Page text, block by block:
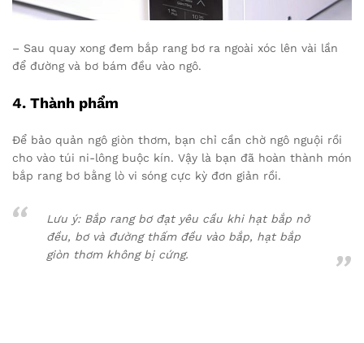
– Sau quay xong đem bắp rang bơ ra ngoài xóc lên vài lần
để đường và bơ bám đều vào ngô.
4. Thành phẩm
Để bảo quản ngô giòn thơm, bạn chỉ cần chờ ngô nguội rồi
cho vào túi ni-lông buộc kín. Vậy là bạn đã hoàn thành món
bắp rang bơ bằng lò vi sóng cực kỳ đơn giản rồi.
Lưu ý: Bắp rang bơ đạt yêu cầu khi hạt bắp nở
đều, bơ và đường thấm đều vào bắp, hạt bắp
giòn thơm không bị cứng.